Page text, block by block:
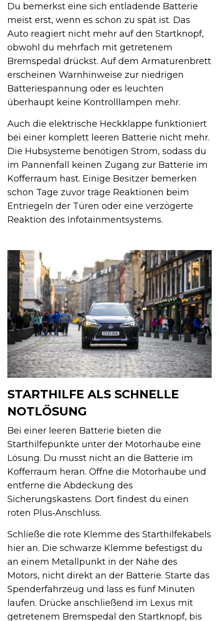
Du bemerkst eine sich entladende Batterie
meist erst, wenn es schon zu spät ist. Das
Auto reagiert nicht mehr auf den Startknopf,
obwohl du mehrfach mit getretenem
Bremspedal drückst. Auf dem Armaturenbrett
erscheinen Warnhinweise zur niedrigen
Batteriespannung oder es leuchten
überhaupt keine Kontrolllampen mehr.
Auch die elektrische Heckklappe funktioniert
bei einer komplett leeren Batterie nicht mehr.
Die Hubsysteme benötigen Strom, sodass du
im Pannenfall keinen Zugang zur Batterie im
Kofferraum hast. Einige Besitzer bemerken
schon Tage zuvor träge Reaktionen beim
Entriegeln der Türen oder eine verzögerte
Reaktion des Infotainmentsystems.
STARTHILFE ALS SCHNELLE
NOTLÖSUNG
Bei einer leeren Batterie bieten die
Starthilfepunkte unter der Motorhaube eine
Lösung. Du musst nicht an die Batterie im
Kofferraum heran. Öffne die Motorhaube und
entferne die Abdeckung des
Sicherungskastens. Dort findest du einen
roten Plus‑Anschluss.
Schließe die rote Klemme des Starthilfekabels
hier an. Die schwarze Klemme befestigst du
an einem Metallpunkt in der Nähe des
Motors, nicht direkt an der Batterie. Starte das
Spenderfahrzeug und lass es fünf Minuten
laufen. Drücke anschließend im Lexus mit
getretenem Bremspedal den Startknopf, bis